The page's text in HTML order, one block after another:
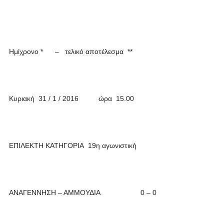
Ημίχρονο * – τελικό αποτέλεσμα **
Κυριακή 31 / 1 / 2016 ώρα 15.00
ΕΠΙΛΕΚΤΗ ΚΑΤΗΓΟΡΙΑ 19η αγωνιστική
ΑΝΑΓΕΝΝΗΣΗ – ΑΜΜΟΥΔΙΑ 0 – 0